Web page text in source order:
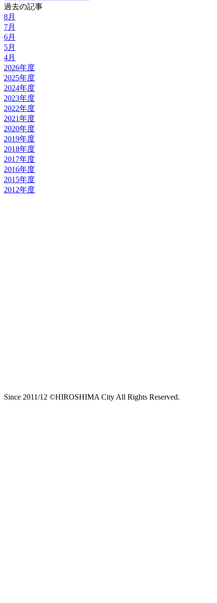
過去の記事
8月
7月
6月
5月
4月
2026年度
2025年度
2024年度
2023年度
2022年度
2021年度
2020年度
2019年度
2018年度
2017年度
2016年度
2015年度
2012年度
Since 2011/12 ©HIROSHIMA City All Rights Reserved.